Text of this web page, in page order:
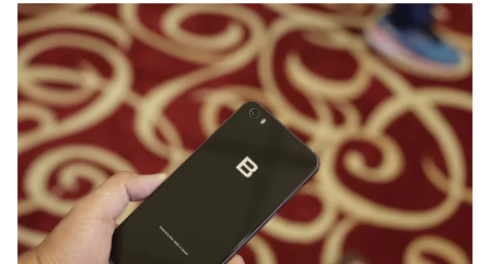
Tổng đài VTV:024.38 355 931 - 024.38 355 932
Ðiện thoại Thời báo VTV:024.66 897 897
Email:toasoan@vtv.vn
Liên hệ quảng cáo:024-7300.7108